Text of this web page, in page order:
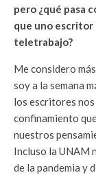
pero ¿qué pasa
que uno escritor
teletrabajo?
Me considero
soy a la semana
los escritores
confinamiento
nuestros
Incluso la UNAM
de la pandemia y